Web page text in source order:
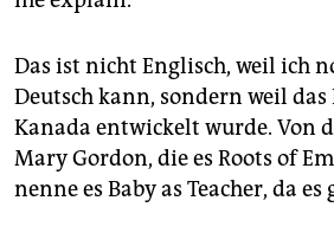
Das ist nicht Englisch, weil ich
Deutsch kann, sondern weil
Kanada entwickelt wurde. Von
Mary Gordon, die es Roots of
nenne es Baby as Teacher, da es